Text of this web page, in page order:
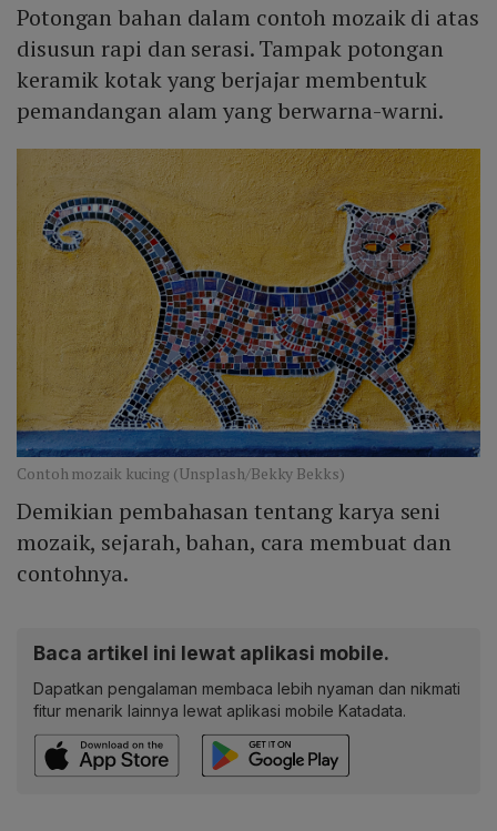
Potongan bahan dalam contoh mozaik di atas
disusun rapi dan serasi. Tampak potongan
keramik kotak yang berjajar membentuk
pemandangan alam yang berwarna-warni.
Contoh mozaik kucing (Unsplash/Bekky Bekks)
Demikian pembahasan tentang karya seni
mozaik, sejarah, bahan, cara membuat dan
contohnya.
Baca artikel ini lewat aplikasi mobile.
Dapatkan pengalaman membaca lebih nyaman dan nikmati
fitur menarik lainnya lewat aplikasi mobile Katadata.